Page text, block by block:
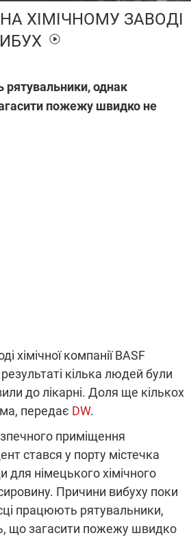
ХІМІЧНОМУ ЗАВОДІ
однак
пожежу швидко не
хімічної компанії BASF
кілька людей були
до лікарні. Доля ще кількох
передає DW.
приміщення
стався у порту містечка
для німецького хімічного
Причини вибуху поки
працюють рятувальники,
що загасити пожежу швидко